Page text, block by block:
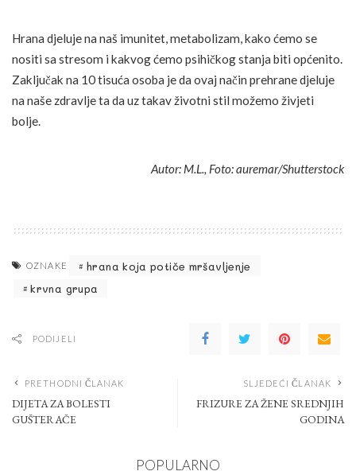
Hrana djeluje na naš imunitet, metabolizam, kako ćemo se
nositi sa stresom i kakvog ćemo psihičkog stanja biti općenito.
Zaključak na 10 tisuća osoba je da ovaj način prehrane djeluje
na naše zdravlje ta da uz takav životni stil možemo živjeti
bolje.
Autor: M.L., Foto: auremar/Shutterstock
OZNAKE
hrana koja potiče mršavljenje
krvna grupa
PODIJELI
PRETHODNI ČLANAK
DIJETA ZA BOLESTI
GUŠTERAČE
SLJEDEĆI ČLANAK
FRIZURE ZA ŽENE SREDNJIH
GODINA
POPULARNO